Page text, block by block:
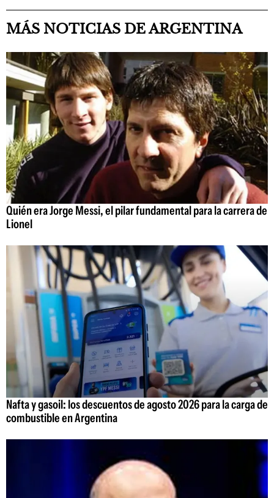
MÁS NOTICIAS DE ARGENTINA
Quién era Jorge Messi, el pilar fundamental para la carrera de
Lionel
Nafta y gasoil: los descuentos de agosto 2026 para la carga de
combustible en Argentina